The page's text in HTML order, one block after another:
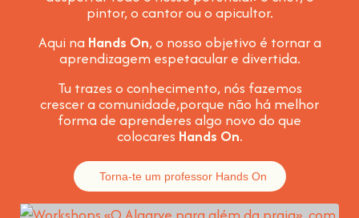
pintor, o cantor ou o apicultor.
Aqui na Hands On, o nosso objetivo é tornar a
aprendizagem espetacular e divertida.
Tu trazes o conhecimento, nós fazemos
crescer a comunidade,porque não há melhor
forma de aprenderes algo novo do que
colocares Hands On.
Torna-te um professor Hands On